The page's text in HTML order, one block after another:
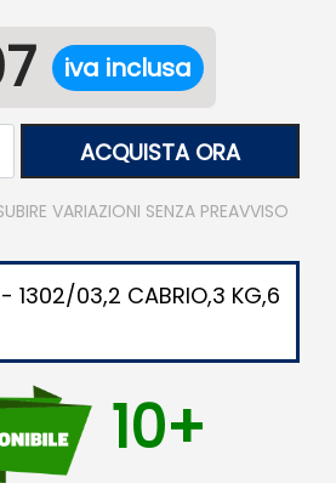
iva inclusa
ACQUISTA ORA
VARIAZIONI SENZA PREAVVISO
- 1302/03,2 CABRIO,3 KG,6
10+